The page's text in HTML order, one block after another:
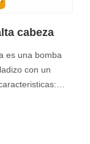
cabeza
es una bomba
con un
al desgaste.